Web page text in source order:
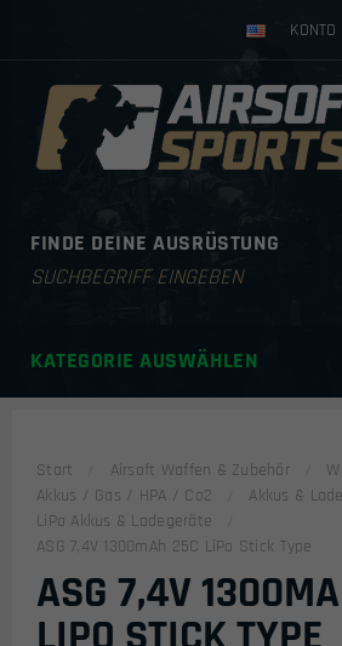
KONTO
FINDE DEINE AUSRÜSTUNG
Products
KATEGORIE AUSWÄHLEN
Start Airsoft Waffen & Zubehör
Akkus / Gas / HPA / Co2
Akkus &
LiPo Akkus & Ladegeräte
ASG 7,4V 1300mAh 25C LiPo Stick Type
ASG 7,4V